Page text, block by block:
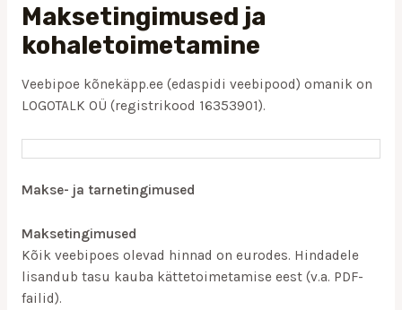
Maksetingimused ja
kohaletoimetamine
Veebipoe kõnekäpp.ee (edaspidi veebipood) omanik on
LOGOTALK OÜ (registrikood 16353901).
Makse- ja tarnetingimused
Maksetingimused
Kõik veebipoes olevad hinnad on eurodes. Hindadele
lisandub tasu kauba kättetoimetamise eest (v.a. PDF-
failid).